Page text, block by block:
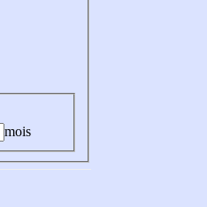
mois